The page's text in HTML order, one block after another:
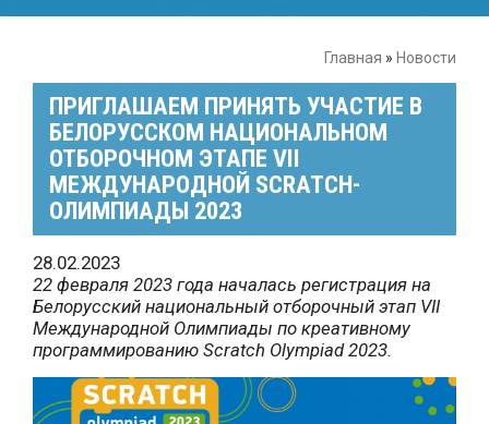
Главная » Новости
ПРИГЛАШАЕМ ПРИНЯТЬ УЧАСТИЕ В
БЕЛОРУССКОМ НАЦИОНАЛЬНОМ
ОТБОРОЧНОМ ЭТАПЕ VII
МЕЖДУНАРОДНОЙ SCRATCH-
ОЛИМПИАДЫ 2023
28.02.2023
22 февраля 2023 года началась регистрация на
Белорусский национальный отборочный этап VII
Международной Олимпиады по креативному
программированию Scratch Olympiad 2023.